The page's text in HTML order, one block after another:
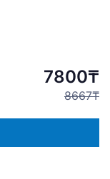
7800₸
8667₸